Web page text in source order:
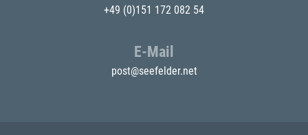
+49 (0)151 172 082 54
E-Mail
post@seefelder.net